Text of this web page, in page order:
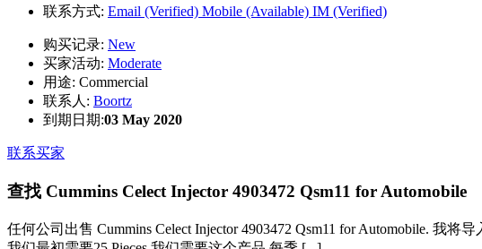
联系方式: Email (Verified) Mobile (Available) IM (Verified)
购买记录: New
买家活动: Moderate
用途: Commercial
联系人: Boortz
到期日期:03 May 2020
联系买家
查找 Cummins Celect Injector 4903472 Qsm11 for Automobile
任何公司出售 Cummins Celect Injector 4903472 Qsm11 for Automobile. 我将